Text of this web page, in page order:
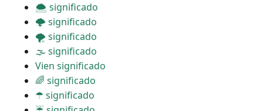
🌨 significado
🌩 significado
🌪 significado
🌫 significado
Vien significado
🌈 significado
☂ significado